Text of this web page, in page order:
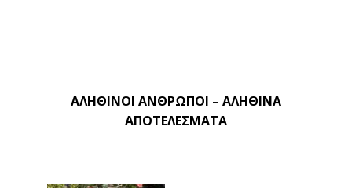
ΑΛΗΘΙΝΟΙ ΑΝΘΡΩΠΟΙ – ΑΛΗΘΙΝΑ
ΑΠΟΤΕΛΕΣΜΑΤΑ